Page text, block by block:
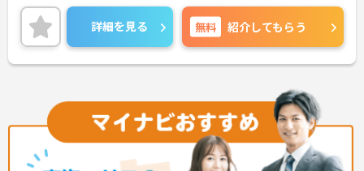
詳細を見る 無料 紹介してもらう